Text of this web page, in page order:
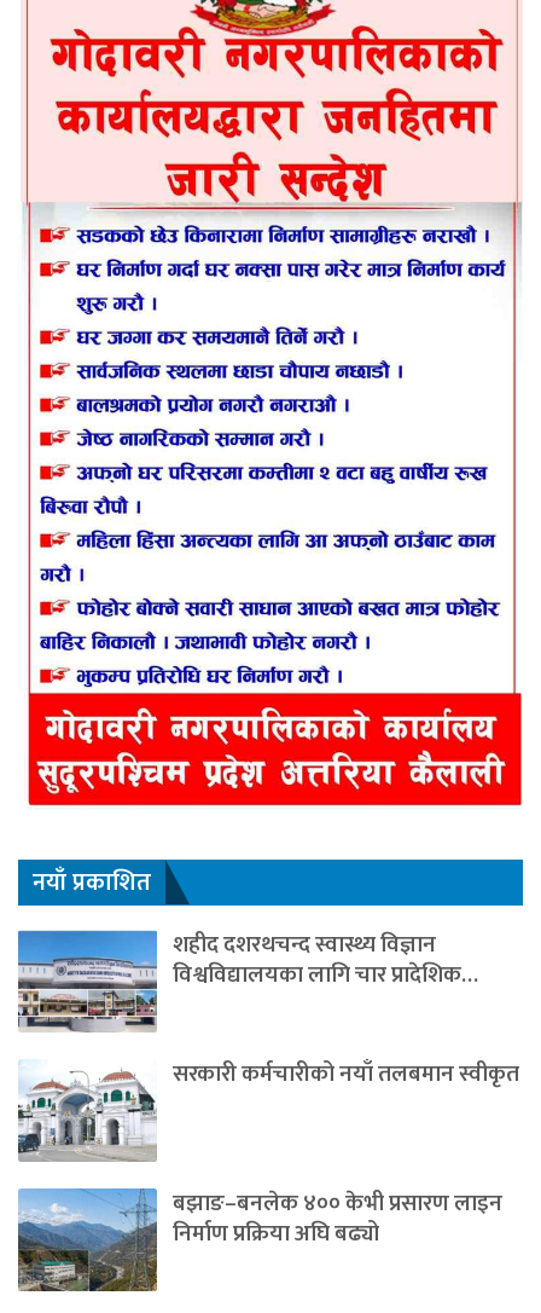
नयाँ प्रकाशित
शहीद दशरथचन्द स्वास्थ्य विज्ञान
विश्वविद्यालयका लागि चार प्रादेशिक…
सरकारी कर्मचारीको नयाँ तलबमान स्वीकृत
बझाङ–बनलेक ४०० केभी प्रसारण लाइन
निर्माण प्रक्रिया अघि बढ्यो